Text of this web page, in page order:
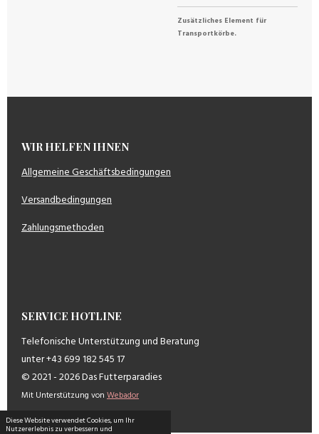
Diese Website verwendet Cookies, um Ihr
Nutzererlebnis zu verbessern und
Zusätzliches Element für
Transportkörbe.
WIR HELFEN IHNEN
Allgemeine Geschäftsbedingungen
Versandbedingungen
Zahlungsmethoden
SERVICE HOTLINE
Telefonische Unterstützung und Beratung
unter +43 699 182 545 17
© 2021 - 2026 Das Futterparadies
Mit Unterstützung von Webador